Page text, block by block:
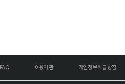
FAQ 이용약관 개인정보취급방침